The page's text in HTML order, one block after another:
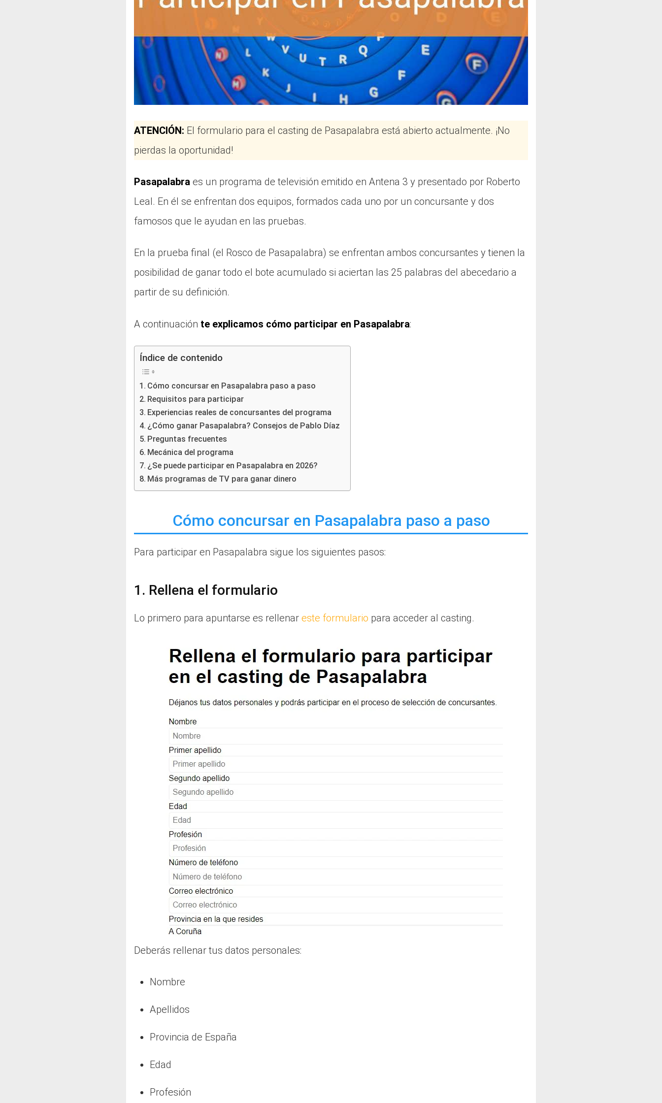
ATENCIÓN: El formulario para el casting de Pasapalabra está abierto actualmente. ¡No
pierdas la oportunidad!
Pasapalabra es un programa de televisión emitido en Antena 3 y presentado por Roberto
Leal. En él se enfrentan dos equipos, formados cada uno por un concursante y dos
famosos que le ayudan en las pruebas.
En la prueba final (el Rosco de Pasapalabra) se enfrentan ambos concursantes y tienen la
posibilidad de ganar todo el bote acumulado si aciertan las 25 palabras del abecedario a
partir de su definición.
A continuación te explicamos cómo participar en Pasapalabra:
Índice de contenido
Cómo concursar en Pasapalabra paso a paso
Requisitos para participar
Experiencias reales de concursantes del programa
¿Cómo ganar Pasapalabra? Consejos de Pablo Díaz
Preguntas frecuentes
Mecánica del programa
¿Se puede participar en Pasapalabra en 2026?
Más programas de TV para ganar dinero
Cómo concursar en Pasapalabra paso a paso
Para participar en Pasapalabra sigue los siguientes pasos:
1. Rellena el formulario
Lo primero para apuntarse es rellenar este formulario para acceder al casting.
Deberás rellenar tus datos personales:
Nombre
Apellidos
Provincia de España
Edad
Profesión